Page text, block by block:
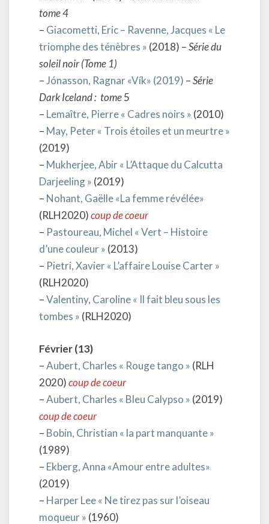
tome 4
– Giacometti, Eric – Ravenne, Jacques « Le
triomphe des ténèbres » (2018) –Série du
soleil noir (Tome 1)
–Jónasson, Ragnar «Vík» (2019) –Série
Dark Iceland : tome5
– Lemaître, Pierre « Cadres noirs » (2010)
– May, Peter « Trois étoiles et un meurtre »
(2019)
– Mukherjee, Abir « L’Attaque du Calcutta
Darjeeling » (2019)
– Nohant, Gaëlle «La femme révélée»
(RLH2020)coup de coeur
– Pastoureau, Michel « Vert – Histoire
d’une couleur » (2013)
– Pietri, Xavier « L’affaire Louise Carter »
(RLH2020)
–Valentiny, Caroline « Il fait bleu sous les
tombes » (RLH2020)
Février (13)
–Aubert, Charles « Rouge tango » (RLH
2020)coup de coeur
–Aubert, Charles « Bleu Calypso » (2019)
coup de coeur
– Bobin, Christian « la part manquante »
(1989)
– Ekberg, Anna «Amour entre adultes»
(2019)
– Harper Lee « Ne tirez pas sur l’oiseau
moqueur » (1960)